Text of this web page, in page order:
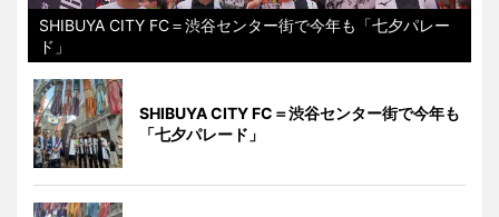
SHIBUYA CITY FC＝渋谷センター街で今年も「七夕パレー
ド」
SHIBUYA CITY FC＝渋谷センター街で今年も
「七夕パレード」